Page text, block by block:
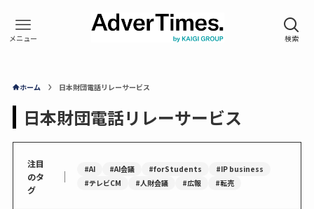
ホーム 日本財団電話リレーサービス
日本財団電話リレーサービス
注目
のタ
グ
｜ #AI #AI会議 #forStudents
#IP business
#テレビCM
#人財会議 #広報 #転売